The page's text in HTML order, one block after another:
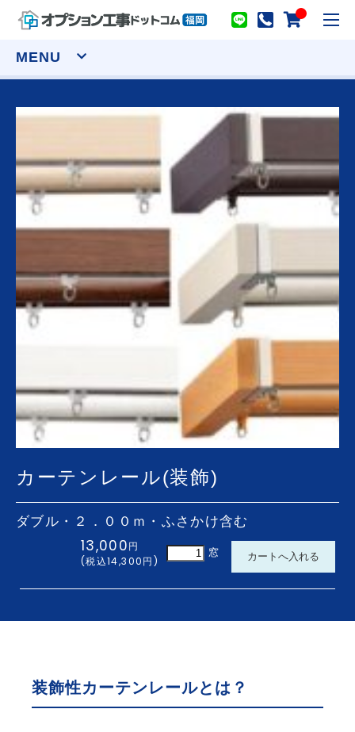
MENU
シャッター
面格子
セキュリティーフィルム
ウインドウトリートメント
カーテンレール(装飾)
カーテンレール(機能性)
オーダーカーテン
ロールスクリーン
プリーツスクリーン ツインスタイル
ウッドブラインド ループコードタイプ
物干し
室内用物干し金物
テラス屋根
室外用物干し金物
躯体式バルコニー屋根
レンジフードフィルター
洗濯機パン（６４０サイズ・７４０サイズ）
洗面化粧台用吊戸棚
収納３面鏡
浴室換気乾燥暖房機
ビルトイン食洗機
浴室テレビ
カップボード
電気工事
防犯センサーライト
コンセント増設工事
屋外コンセント増設工事
オール電化工事
枕棚
トイレ用吊戸棚
カーテンレール(装飾)
ダブル・２．００ｍ・ふさかけ含む
13,000円
(税込14,300円)
窓
装飾性カーテンレールとは？